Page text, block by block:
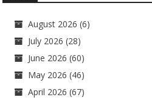
August 2026 (6)
July 2026 (28)
June 2026 (60)
May 2026 (46)
April 2026 (67)